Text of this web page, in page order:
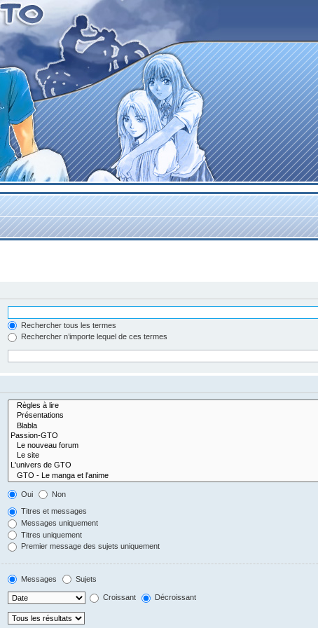
Rechercher tous les termes
Rechercher n’importe lequel de ces termes
Oui Non
Titres et messages
Messages uniquement
Titres uniquement
Premier message des sujets uniquement
Messages Sujets
Croissant Décroissant